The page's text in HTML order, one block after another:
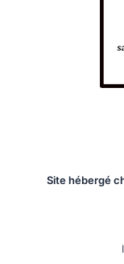
Site hébergé